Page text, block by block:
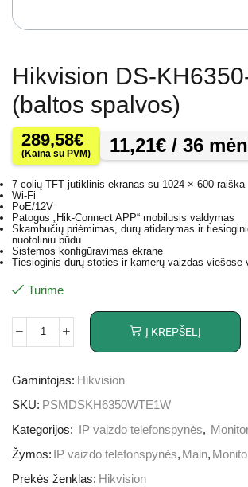
Hikvision DS-
(baltos spalvos)
289,58€
(Kaina su PVM) 11,21€ / 36
7 colių TFT jutiklinis ekranas su 1024 × 600 raiška
Wi-Fi
PoE/12V
Patogus „Hik-Connect APP“ mobilusis valdymas
Skambučių priėmimas, durų atidarymas ir
nuotoliniu būdu
Sistemos konfigūravimas ekrane
Tiesioginis durų stoties ir kamerų vaizdas viešose
Turime
Į KREPŠELĮ
Gamintojas: Hikvision
SKU: PSMDSKH6350WTE1W
Kategorijos:
IP vaizdo telefonspynės,
Žymos: IP vaizdo telefonspynės, Main,
Prekės ženklas: Hikvision